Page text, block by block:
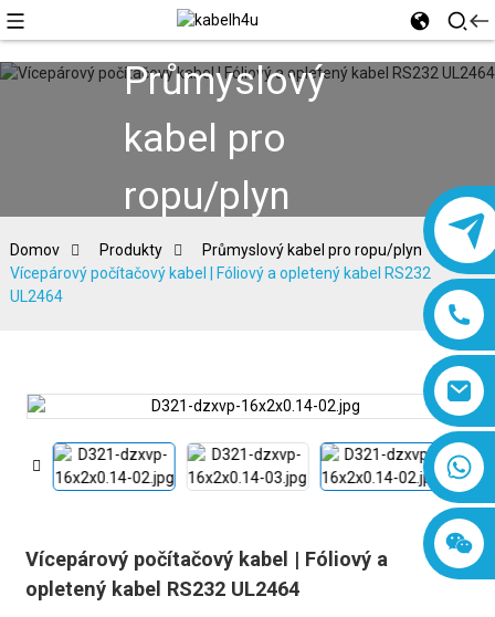
8618019377761
Průmyslový
kabel pro
ropu/plyn
Domov Produkty
Průmyslový kabel pro ropu/plyn
Vícepárový počítačový kabel | Fóliový a opletený kabel RS232
UL2464
Vícepárový počítačový kabel | Fóliový a
opletený kabel RS232 UL2464